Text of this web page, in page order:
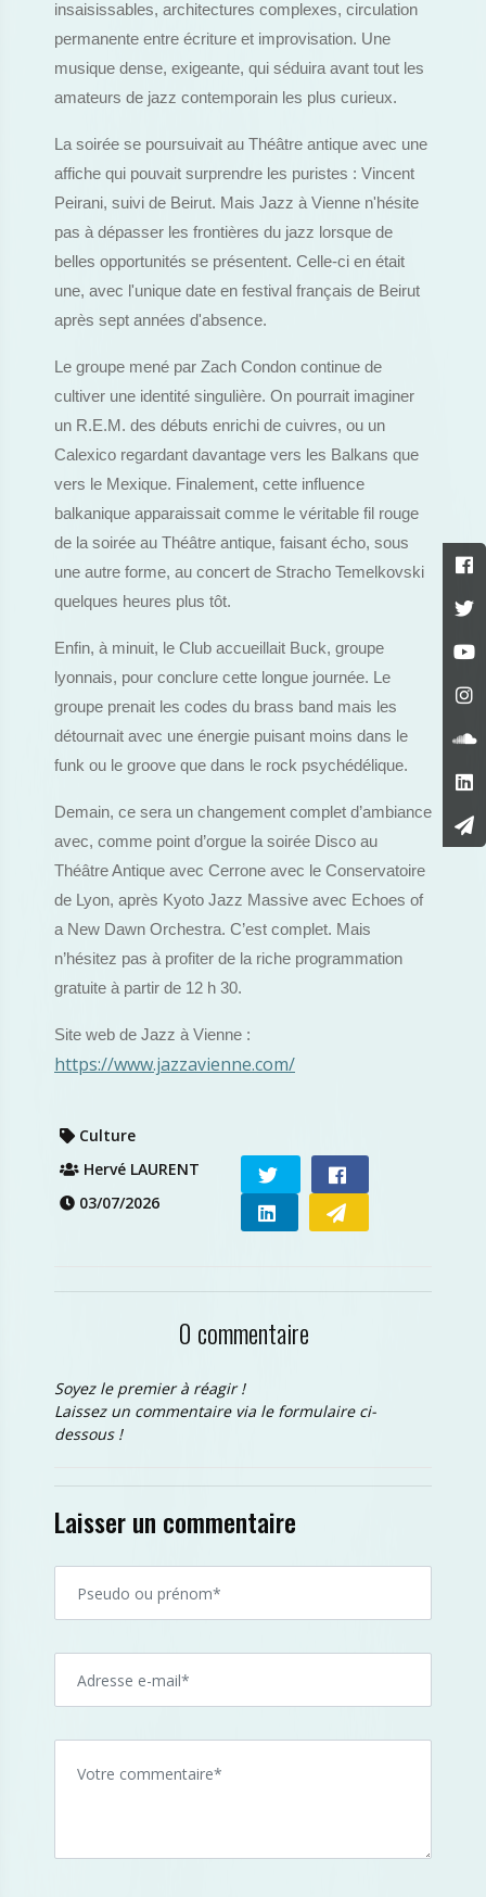
insaisissables, architectures complexes, circulation
permanente entre écriture et improvisation. Une
musique dense, exigeante, qui séduira avant tout les
amateurs de jazz contemporain les plus curieux.
La soirée se poursuivait au Théâtre antique avec une
affiche qui pouvait surprendre les puristes : Vincent
Peirani, suivi de Beirut. Mais Jazz à Vienne n'hésite
pas à dépasser les frontières du jazz lorsque de
belles opportunités se présentent. Celle-ci en était
une, avec l'unique date en festival français de Beirut
après sept années d'absence.
Le groupe mené par Zach Condon continue de
cultiver une identité singulière. On pourrait imaginer
un R.E.M. des débuts enrichi de cuivres, ou un
Calexico regardant davantage vers les Balkans que
vers le Mexique. Finalement, cette influence
balkanique apparaissait comme le véritable fil rouge
de la soirée au Théâtre antique, faisant écho, sous
une autre forme, au concert de Stracho Temelkovski
quelques heures plus tôt.
Enfin, à minuit, le Club accueillait Buck, groupe
lyonnais, pour conclure cette longue journée. Le
groupe prenait les codes du brass band mais les
détournait avec une énergie puisant moins dans le
funk ou le groove que dans le rock psychédélique.
Demain, ce sera un changement complet d’ambiance
avec, comme point d’orgue la soirée Disco au
Théâtre Antique avec Cerrone avec le Conservatoire
de Lyon, après Kyoto Jazz Massive avec Echoes of
a New Dawn Orchestra. C’est complet. Mais
n’hésitez pas à profiter de la riche programmation
gratuite à partir de 12 h 30.
Site web de Jazz à Vienne :
https://www.jazzavienne.com/
Culture
Hervé LAURENT
03/07/2026
0 commentaire
Soyez le premier à réagir !
Laissez un commentaire via le formulaire ci-
dessous !
Laisser un commentaire